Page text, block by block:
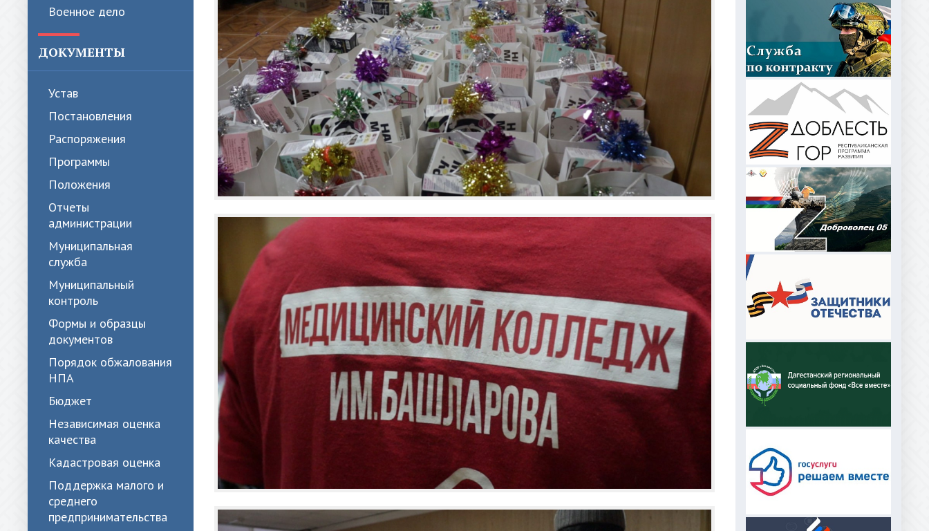
Военное дело
ДОКУМЕНТЫ
Устав
Постановления
Распоряжения
Программы
Положения
Отчеты
администрации
Муниципальная
служба
Муниципальный
контроль
Формы и образцы
документов
Порядок обжалования
НПА
Бюджет
Независимая оценка
качества
Кадастровая оценка
Поддержка малого и
среднего
предпринимательства